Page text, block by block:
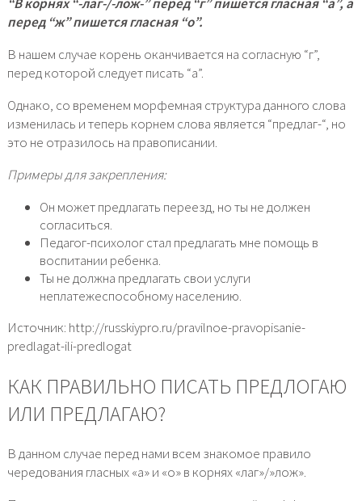
перед “ж” пишется гласная “о”.
В нашем случае корень оканчивается на согласную “г”,
перед которой следует писать “а”.
Однако, со временем морфемная структура данного слова
изменилась и теперь корнем слова является “предлаг-“, но
это не отразилось на правописании.
Примеры для закрепления:
Он может предлагать переезд, но ты не должен
согласиться.
Педагог-психолог стал предлагать мне помощь в
воспитании ребенка.
Ты не должна предлагать свои услуги
неплатежеспособному населению.
Источник: http://russkiypro.ru/pravilnoe-pravopisanie-
predlagat-ili-predlogat
КАК ПРАВИЛЬНО ПИСАТЬ ПРЕДЛОГАЮ
ИЛИ ПРЕДЛАГАЮ?
В данном случае перед нами всем знакомое правило
чередования гласных «а» и «о» в корнях «лаг»/»лож».